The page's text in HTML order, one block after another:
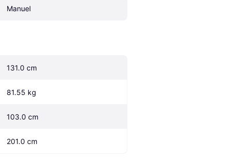
Manuel
131.0 cm
81.55 kg
103.0 cm
201.0 cm